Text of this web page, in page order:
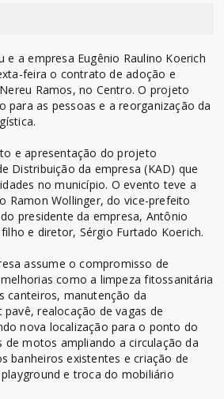
e a empresa Eugênio Raulino Koerich
feira o contrato de adoção e
Ramos, no Centro. O projeto
para as pessoas e a reorganização da
e apresentação do projeto
Distribuição da empresa (KAD) que
no município. O evento teve a
Ramon Wollinger, do vice-prefeito
presidente da empresa, Antônio
e diretor, Sérgio Furtado Koerich.
assume o compromisso de
como a limpeza fitossanitária
canteiros, manutenção da
realocação de vagas de
nova localização para o ponto do
de motos ampliando a circulação da
banheiros existentes e criação de
e troca do mobiliário